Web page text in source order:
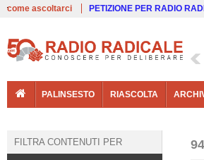
come ascoltarci PETIZIONE PER RADIO
PALINSESTO RIASCOLTA
FILTRA CONTENUTI PER